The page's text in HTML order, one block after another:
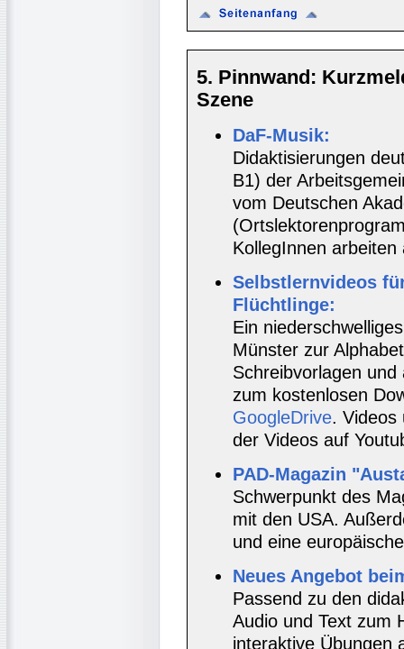
5. Pinnwand:
Szene
DaF-Musik:
Didaktisierungen
B1) der
vom Deutschen
KollegInnen
Selbstlernvideos
Flüchtlinge:
Ein
Münster zur
Schreibvorlagen
zum kostenlosen
GoogleDrive. Videos
der Videos auf
PAD-Magazin
Schwerpunkt des
mit den USA.
und eine
Neues Angebot
Passend zu den
Audio und Text zum
interaktive Übungen